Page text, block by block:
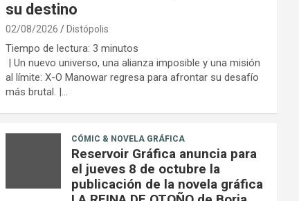
su destino
02/08/2026 Distópolis
Tiempo de lectura: 3 minutos
| Un nuevo universo, una alianza imposible y una misión
al límite: X-O Manowar regresa para afrontar su desafío
más brutal. |…
CÓMIC & NOVELA GRÁFICA
Reservoir Gráfica anuncia para
el jueves 8 de octubre la
publicación de la novela gráfica